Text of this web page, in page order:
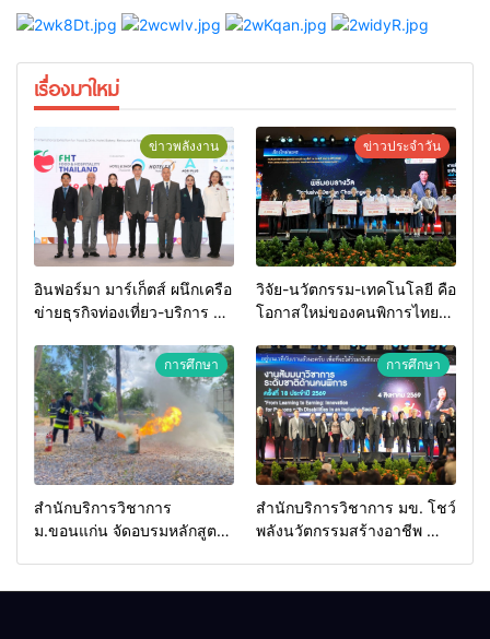
เรื่องมาใหม่
ข่าวพลังงาน
อินฟอร์มา มาร์เก็ตส์ ผนึกเครือ
ข่ายธุรกิจท่องเที่ยว-บริการ จัด
2026 เชื่อม 4 งานใหญ่ สร้าง
โอกาสธุรกิจครบวงจร ด้วย
ครับ
ข่าวประจำวัน
วิจัย-นวัตกรรม-เทคโนโลยี คือ
โอกาสใหม่ของคนพิการไทย
ประเทศ
การศึกษา
สำนักบริการวิชาการ
ม.ขอนแก่น จัดอบรมหลักสูตร
การศึกษา
สำนักบริการวิชาการ มข. โชว์
พลังนวัตกรรมสร้างอาชีพ นำ